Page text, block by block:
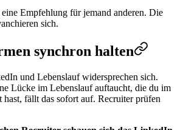
eine Empfehlung für jemand anderen. Die
sich.
synchron halten
und Lebenslauf widersprechen sich.
Lücke im Lebenslauf auftaucht, die du im
fällt das sofort auf. Recruiter prüfen